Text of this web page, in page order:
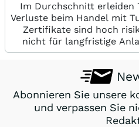
Im Durchschnitt erleiden
Verluste beim Handel mit
Zertifikate sind hoch
nicht für langfristige
Abonnieren Sie unsere
und verpassen Sie